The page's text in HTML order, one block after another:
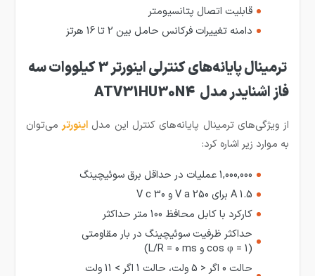
قابلیت اتصال پتانسیومتر
دامنه تغییرات فرکانس حامل بین 2 تا 16 هرتز
ترمینال پایانه‌های کنترلی اینورتر 3 کیلووات سه
فاز اشنایدر مدل ATV31HU30N4
از ویژگی‌های ترمینال پایانه‌های کنترل این مدلاینورتر می‌توان
به موارد زیر اشاره کرد:
1,000,000 عملیات در حداقل برق سوئیچینگ
1.5 A برای 250 V a و 30 V c
کارکرد با کابل محافظ 100 متر حداکثر
حداکثر ظرفیت سوئیچینگ در بار مقاومتی
(cos φ = 1 و L/R = 0 ms)
حالت 0 اگر < 5 ولت، حالت 1 اگر > 11 ولت